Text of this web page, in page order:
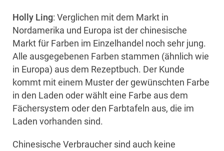
Holly Ling: Verglichen mit dem Markt in
Nordamerika und Europa ist der chinesische
Markt für Farben im Einzelhandel noch sehr jung.
Alle ausgegebenen Farben stammen (ähnlich wie
in Europa) aus dem Rezeptbuch. Der Kunde
kommt mit einem Muster der gewünschten Farbe
in den Laden oder wählt eine Farbe aus dem
Fächersystem oder den Farbtafeln aus, die im
Laden vorhanden sind.
Chinesische Verbraucher sind auch keine